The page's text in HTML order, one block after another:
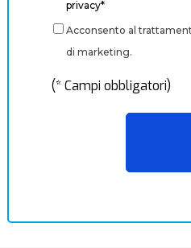
privacy*
Acconsento al
di marketing.
(* Campi obbligatori)